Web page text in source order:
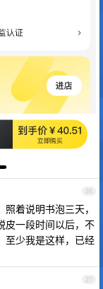
26
着说明书泡三天，
皮一段时间以后，不
至少我是这样，已经
27